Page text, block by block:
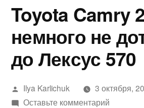
Toyota Camry
немного не
до Лексус 570
Написано
автором
Ilya Karlichuk
3 октября,
Оставьте комментарийк